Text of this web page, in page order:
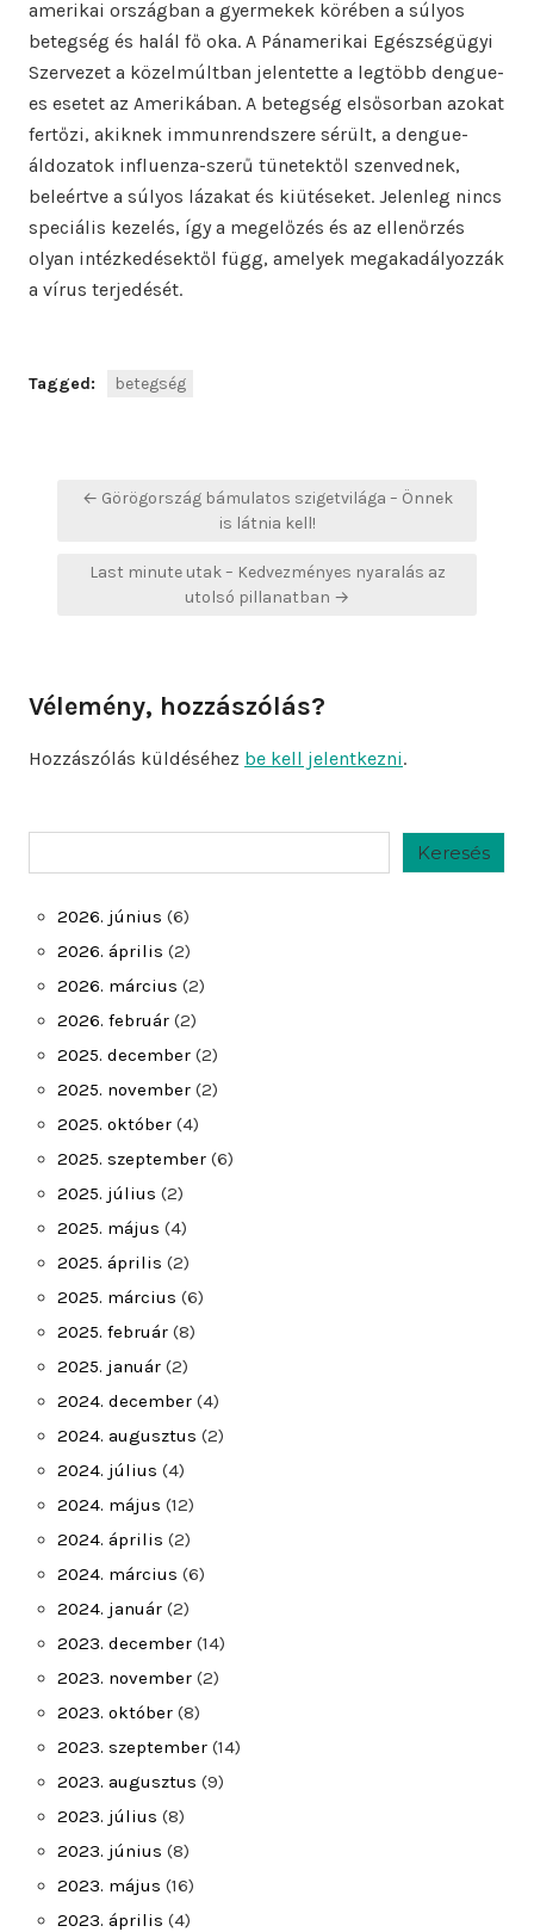
amerikai országban a gyermekek körében a súlyos
betegség és halál fő oka. A Pánamerikai Egészségügyi
Szervezet a közelmúltban jelentette a legtöbb dengue-
es esetet az Amerikában. A betegség elsősorban azokat
fertőzi, akiknek immunrendszere sérült, a dengue-
áldozatok influenza-szerű tünetektől szenvednek,
beleértve a súlyos lázakat és kiütéseket. Jelenleg nincs
speciális kezelés, így a megelőzés és az ellenőrzés
olyan intézkedésektől függ, amelyek megakadályozzák
a vírus terjedését.
Tagged: betegség
Bejegyzés
← Görögország bámulatos szigetvilága – Önnek
is látnia kell!
Last minute utak – Kedvezményes nyaralás az
utolsó pillanatban →
Vélemény, hozzászólás?
Hozzászólás küldéséhez be kell jelentkezni.
Keresés
2026. június (6)
2026. április (2)
2026. március (2)
2026. február (2)
2025. december (2)
2025. november (2)
2025. október (4)
2025. szeptember (6)
2025. július (2)
2025. május (4)
2025. április (2)
2025. március (6)
2025. február (8)
2025. január (2)
2024. december (4)
2024. augusztus (2)
2024. július (4)
2024. május (12)
2024. április (2)
2024. március (6)
2024. január (2)
2023. december (14)
2023. november (2)
2023. október (8)
2023. szeptember (14)
2023. augusztus (9)
2023. július (8)
2023. június (8)
2023. május (16)
2023. április (4)